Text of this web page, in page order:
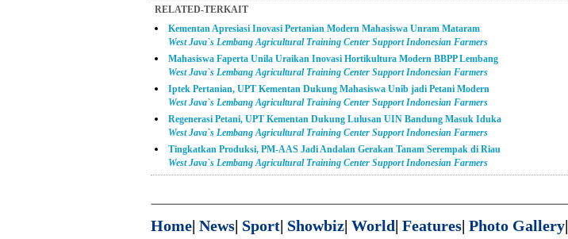
RELATED-TERKAIT
Kementan Apresiasi Inovasi Pertanian Modern Mahasiswa Unram Mataram
West Java`s Lembang Agricultural Training Center Support Indonesian Farmers
Mahasiswa Faperta Unila Uraikan Inovasi Hortikultura Modern BBPP Lembang
West Java`s Lembang Agricultural Training Center Support Indonesian Farmers
Iptek Pertanian, UPT Kementan Dukung Mahasiswa Unib jadi Petani Modern
West Java`s Lembang Agricultural Training Center Support Indonesian Farmers
Regenerasi Petani, UPT Kementan Dukung Lulusan UIN Bandung Masuk Iduka
West Java`s Lembang Agricultural Training Center Support Indonesian Farmers
Tingkatkan Produksi, PM-AAS Jadi Andalan Gerakan Tanam Serempak di Riau
West Java`s Lembang Agricultural Training Center Support Indonesian Farmers
Home| News| Sport| Showbiz| World| Features| Photo Gallery|